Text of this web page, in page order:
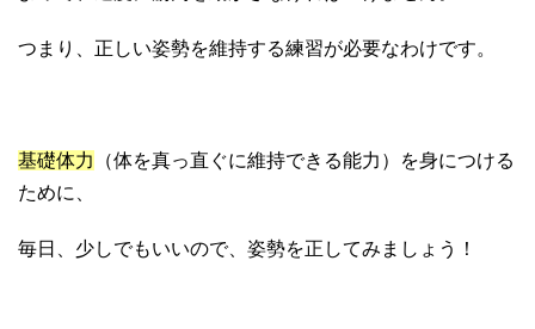
つまり、正しい姿勢を維持する練習が必要なわけです。
基礎体力
（体を真っ直ぐに維持できる能力）を身につける
ために、
毎日、少しでもいいので、姿勢を正してみましょう！